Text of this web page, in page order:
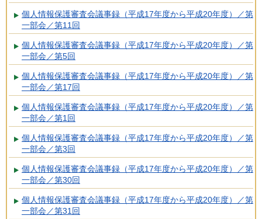
個人情報保護審査会議事録（平成17年度から平成20年度）／第
一部会／第11回
個人情報保護審査会議事録（平成17年度から平成20年度）／第
一部会／第5回
個人情報保護審査会議事録（平成17年度から平成20年度）／第
一部会／第17回
個人情報保護審査会議事録（平成17年度から平成20年度）／第
一部会／第1回
個人情報保護審査会議事録（平成17年度から平成20年度）／第
一部会／第3回
個人情報保護審査会議事録（平成17年度から平成20年度）／第
一部会／第30回
個人情報保護審査会議事録（平成17年度から平成20年度）／第
一部会／第31回